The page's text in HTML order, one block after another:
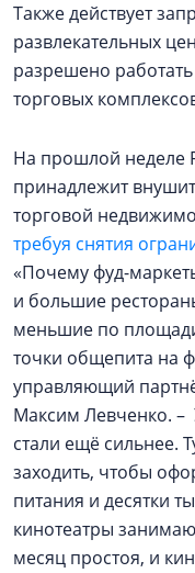
Также действует
развлекательных
разрешено
торговых
На прошлой неделе
принадлежит
торговой
требуя снятия
«Почему фуд-
и большие
меньшие по
точки общепита на
управляющий
Максим Левченко. –
стали ещё сильнее.
заходить, чтобы
питания и десятки
кинотеатры
месяц простоя, и